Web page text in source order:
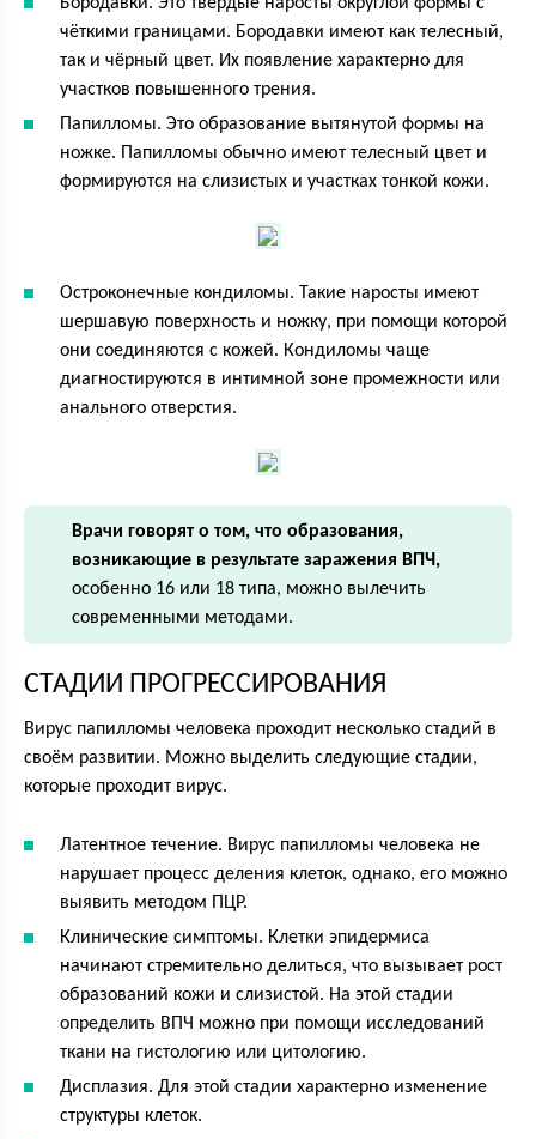
чёткими границами. Бородавки имеют как телесный,
так и чёрный цвет. Их появление характерно для
участков повышенного трения.
Папилломы. Это образование вытянутой формы на
ножке. Папилломы обычно имеют телесный цвет и
формируются на слизистых и участках тонкой кожи.
Остроконечные кондиломы. Такие наросты имеют
шершавую поверхность и ножку, при помощи которой
они соединяются с кожей. Кондиломы чаще
диагностируются в интимной зоне промежности или
анального отверстия.
Врачи говорят о том, что образования,
возникающие в результате заражения ВПЧ,
особенно 16 или 18 типа, можно вылечить
современными методами.
СТАДИИ ПРОГРЕССИРОВАНИЯ
Вирус папилломы человека проходит несколько стадий в
своём развитии. Можно выделить следующие стадии,
которые проходит вирус.
Латентное течение. Вирус папилломы человека не
нарушает процесс деления клеток, однако, его можно
выявить методом ПЦР.
Клинические симптомы. Клетки эпидермиса
начинают стремительно делиться, что вызывает рост
образований кожи и слизистой. На этой стадии
определить ВПЧ можно при помощи исследований
ткани на гистологию или цитологию.
Дисплазия. Для этой стадии характерно изменение
структуры клеток.